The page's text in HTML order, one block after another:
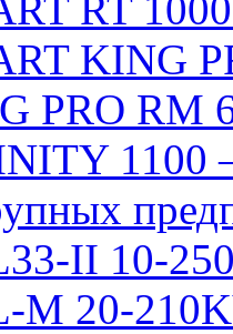
KING
PRO RM
1100
II 10-
M 20-